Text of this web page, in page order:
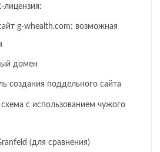
лицензия:
g-whealth.com: возможная
домен
создания поддельного сайта
схема с использованием чужого
(для сравнения)